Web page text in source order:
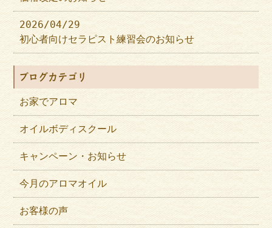
2026/04/29
初心者向けセラピスト練習会のお知らせ
ブログカテゴリ
お家でアロマ
オイルボディスクール
キャンペーン・お知らせ
今月のアロマオイル
お客様の声